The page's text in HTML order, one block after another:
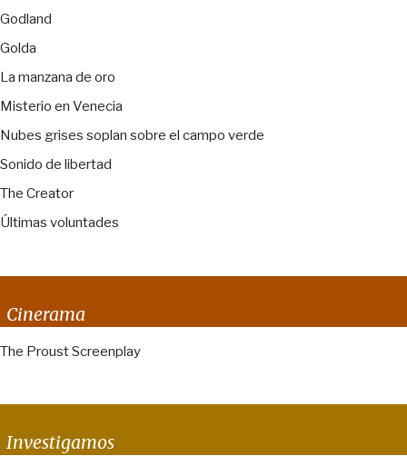
Godland
Golda
La manzana de oro
Misterio en Venecia
Nubes grises soplan sobre el campo verde
Sonido de libertad
The Creator
Últimas voluntades
Cinerama
The Proust Screenplay
Investigamos